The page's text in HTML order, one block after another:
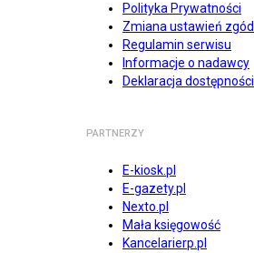
Polityka Prywatności
Zmiana ustawień zgód
Regulamin serwisu
Informacje o nadawcy
Deklaracja dostępności
PARTNERZY
E-kiosk.pl
E-gazety.pl
Nexto.pl
Mała księgowość
Kancelarierp.pl